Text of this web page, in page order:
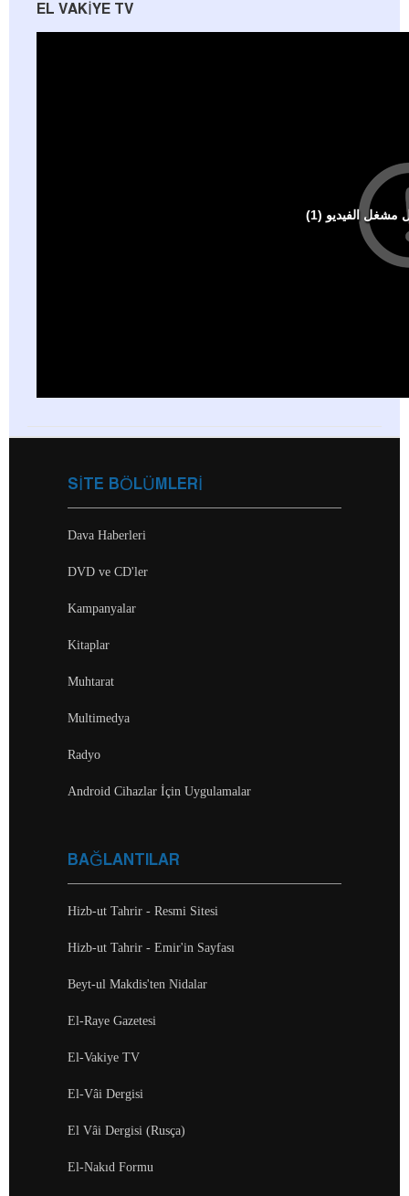
EL VAKIYE TV
SİTE BÖLÜMLERİ
Dava Haberleri
DVD ve CD'ler
Kampanyalar
Kitaplar
Muhtarat
Multimedya
Radyo
Android Cihazlar İçin Uygulamalar
BAĞLANTILAR
Hizb-ut Tahrir - Resmi Sitesi
Hizb-ut Tahrir - Emir'in Sayfası
Beyt-ul Makdis'ten Nidalar
El-Raye Gazetesi
El-Vakiye TV
El-Vâi Dergisi
El Vâi Dergisi (Rusça)
El-Nakıd Formu